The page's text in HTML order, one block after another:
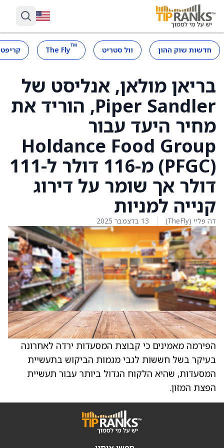
חדשות שוק ההון וול סטריט ™
The Fly
בריאן מולאן, אנליסט של
Piper Sandler, הוריד את
מחיר היעד עבור
Holdance Food Group
(PFGC) מ-116 דולר ל-111
דולר אך שומר על דירוג
קנייה למניות
דה פליי (TheFly) 13 בדצמבר 2025
הפירמה מאמינים כי קבוצת המסעדות ירדה לאחרונה
בעיקר בשל חששות לגבי מגמות הביקוש בתעשיית
המסעדות, שהיא הלקוח הגדול ביותר עבור תעשיית
הפצת המזון.